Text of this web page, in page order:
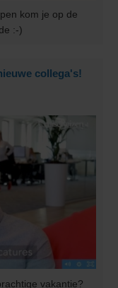
kom je op de
:-)
collega's!
vakantie?